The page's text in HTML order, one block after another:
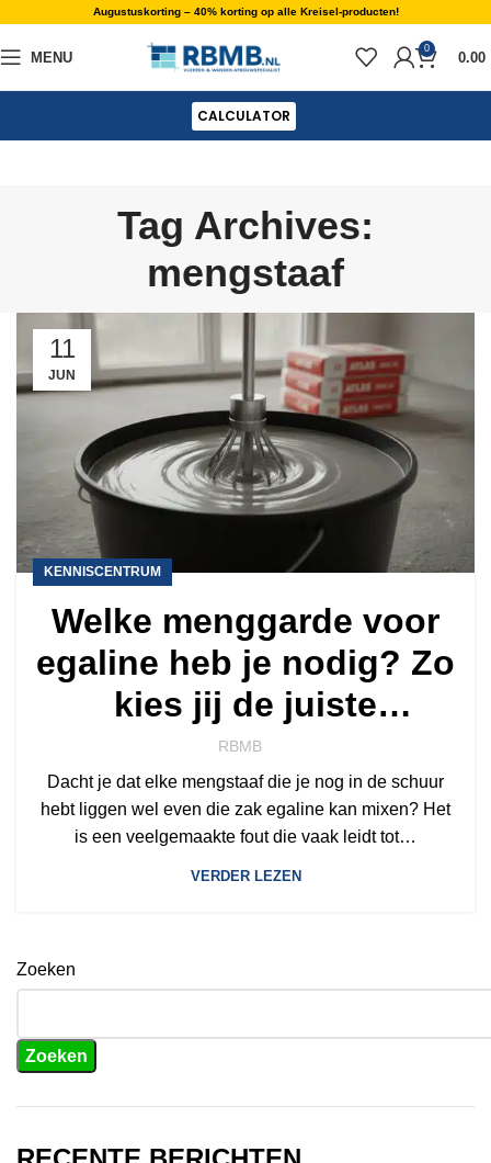
Augustuskorting – 40% korting op alle Kreisel-producten!
MENU
0
0.00
CALCULATOR
Tag Archives:
mengstaaf
11
JUN
KENNISCENTRUM
Welke menggarde voor
egaline heb je nodig? Zo
kies jij de juiste
mengstaaf
RBMB
Dacht je dat elke mengstaaf die je nog in de schuur
hebt liggen wel even die zak egaline kan mixen? Het
is een veelgemaakte fout die vaak leidt tot…
VERDER LEZEN
Zoeken
Zoeken